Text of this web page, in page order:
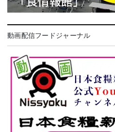
動画配信フードジャーナル